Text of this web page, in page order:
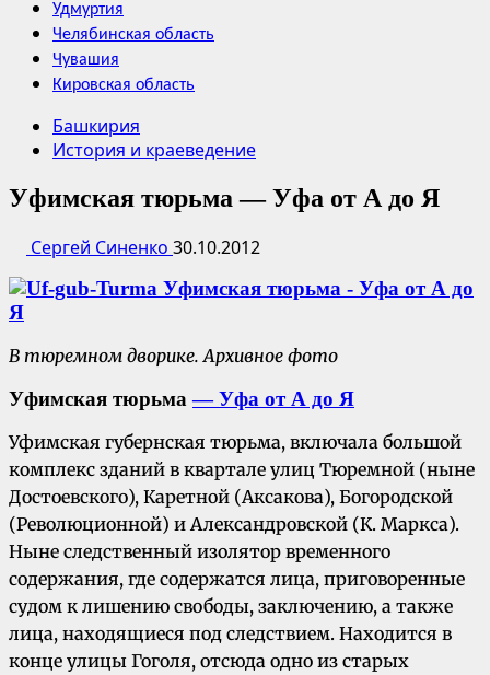
Удмуртия
Челябинская область
Чувашия
Кировская область
Башкирия
История и краеведение
Уфимская тюрьма — Уфа от А до Я
Сергей Синенко 30.10.2012
В тюремном дворике. Архивное фото
Уфимская тюрьма— Уфа от А до Я
Уфимская губернская тюрьма, включала большой
комплекс зданий в квартале улиц Тюремной (ныне
Достоевского), Каретной (Аксакова), Богородской
(Революционной) и Александровской (К. Маркса).
Ныне следственный изолятор временного
содержания, где содержатся лица, приговоренные
судом к лишению свободы, заключению, а также
лица, находящиеся под следствием. Находится в
конце улицы Гоголя, отсюда одно из старых